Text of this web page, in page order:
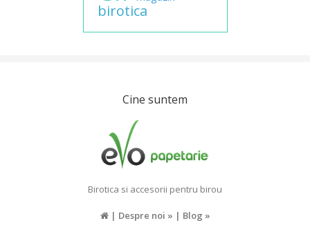
birotica
Cine suntem
Birotica si accesorii pentru birou
| Despre noi » | Blog »